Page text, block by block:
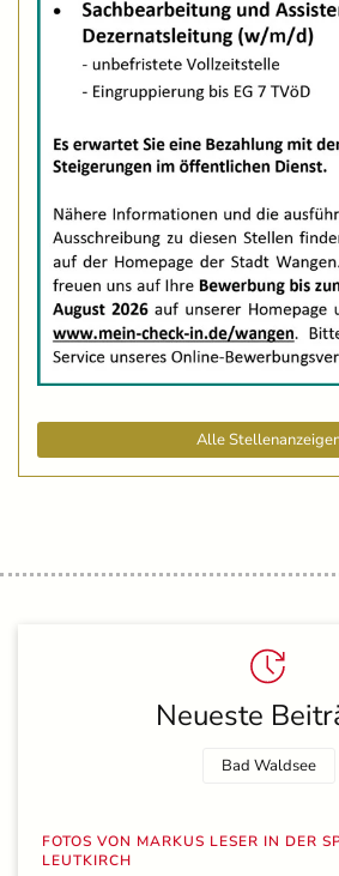
Alle
Neueste
Bad Waldsee
FOTOS VON MARKUS LESER IN DER
LEUTKIRCH